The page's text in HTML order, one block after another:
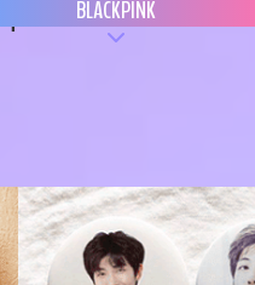
BLACKPINK